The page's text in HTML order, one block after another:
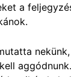
a